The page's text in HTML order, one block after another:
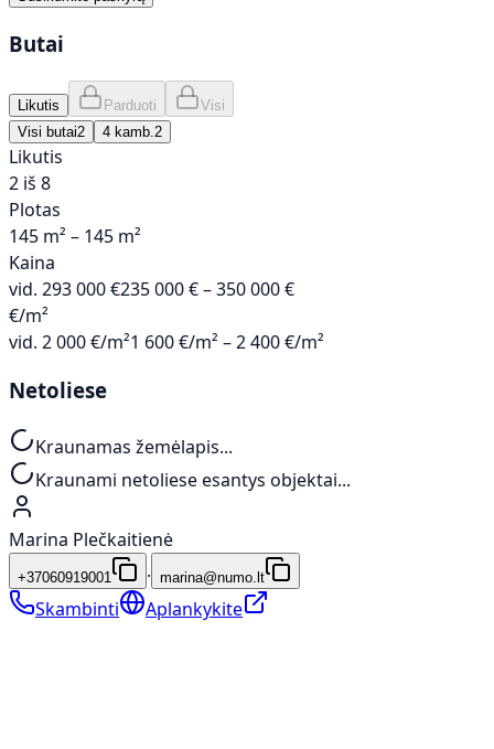
Butai
Likutis Parduoti
Visi
Visi butai2 4 kamb. 2
Likutis
2 iš 8
Plotas
145 m² – 145 m²
Kaina
vid. 293 000 €235 000 € – 350 000 €
€/m²
vid. 2 000 €/m²1 600 €/m² – 2 400 €/m²
Netoliese
Kraunamas žemėlapis...
Kraunami netoliese esantys objektai...
Marina Plečkaitienė
+37060919001 · marina@numo.lt
Skambinti Aplankykite